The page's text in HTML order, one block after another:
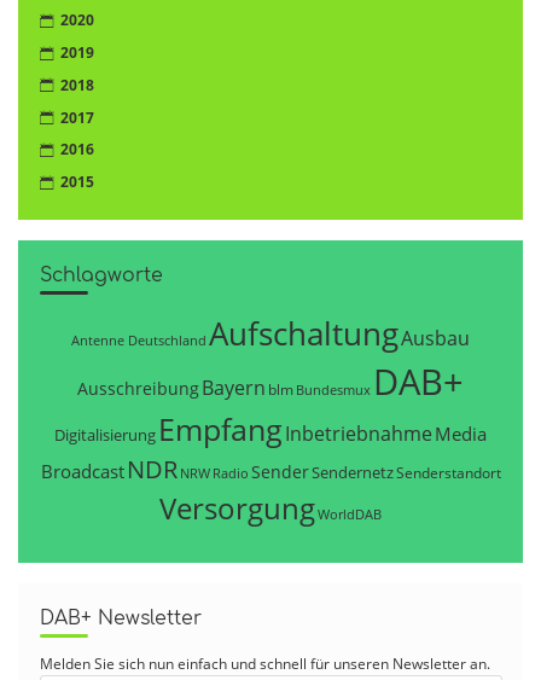
2020
2019
2018
2017
2016
2015
Schlagworte
Antenne Deutschland AufschaltungAusbau
AusschreibungBayern blm Bundesmux DAB+
Digitalisierung EmpfangInbetriebnahme Media
Broadcast NDR NRW Radio SenderSendernetzSenderstandort
VersorgungWorldDAB
DAB+ Newsletter
Melden Sie sich nun einfach und schnell für unseren Newsletter an.